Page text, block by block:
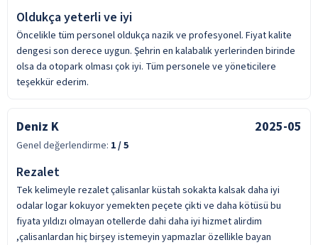
Oldukça yeterli ve iyi
Öncelikle tüm personel oldukça nazik ve profesyonel. Fiyat kalite
dengesi son derece uygun. Şehrin en kalabalık yerlerinden birinde
olsa da otopark olması çok iyi. Tüm personele ve yöneticilere
teşekkür ederim.
Deniz K 2025-05
Genel değerlendirme: 1/ 5
Rezalet
Tek kelimeyle rezalet çalisanlar küstah sokakta kalsak daha iyi
odalar logar kokuyor yemekten peçete çikti ve daha kötüsü bu
fiyata yıldızı olmayan otellerde dahi daha iyi hizmet alirdim
,çalisanlardan hiç birşey istemeyin yapmazlar özellikle bayan